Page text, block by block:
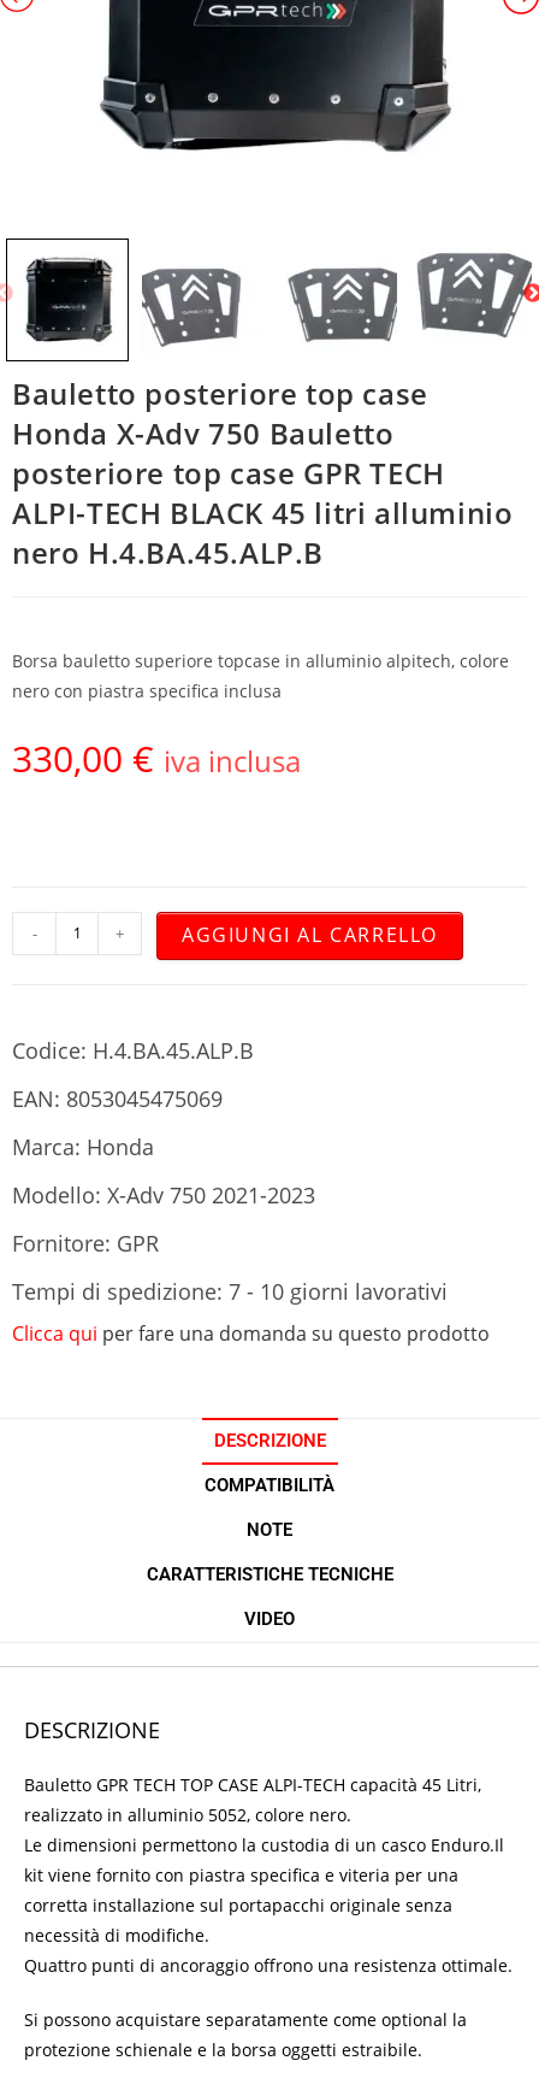
Bauletto posteriore top case
Honda X-Adv 750 Bauletto
posteriore top case GPR TECH
ALPI-TECH BLACK 45 litri alluminio
nero H.4.BA.45.ALP.B
Borsa bauletto superiore topcase in alluminio alpitech, colore
nero con piastra specifica inclusa
330,00 € iva inclusa
- + AGGIUNGI AL CARRELLO
Codice: H.4.BA.45.ALP.B
EAN: 8053045475069
Marca: Honda
Modello: X-Adv 750 2021-2023
Fornitore: GPR
Tempi di spedizione: 7 - 10 giorni lavorativi
Clicca qui per fare una domanda su questo prodotto
DESCRIZIONE
COMPATIBILITÀ
NOTE
CARATTERISTICHE TECNICHE
VIDEO
DESCRIZIONE
Bauletto GPR TECH TOP CASE ALPI-TECH capacità 45 Litri,
realizzato in alluminio 5052, colore nero.
Le dimensioni permettono la custodia di un casco Enduro.Il
kit viene fornito con piastra specifica e viteria per una
corretta installazione sul portapacchi originale senza
necessità di modifiche.
Quattro punti di ancoraggio offrono una resistenza ottimale.
Si possono acquistare separatamente come optional la
protezione schienale e la borsa oggetti estraibile.